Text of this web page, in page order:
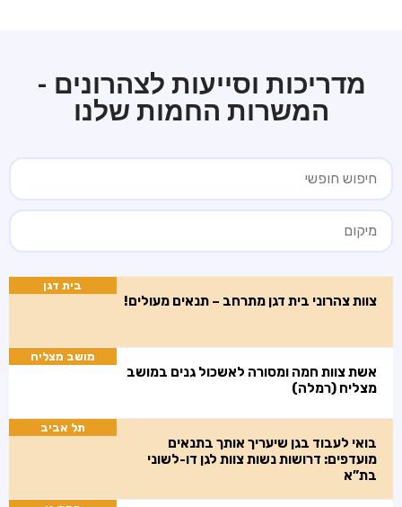
מדריכות וסייעות לצהרונים -
המשרות החמות שלנו
צוות צהרוני בית דגן מתרחב – תנאים מעולים!
בית דגן
אשת צוות חמה ומסורה לאשכול גנים במושב
מצליח (רמלה)
מושב מצליח
בואי לעבוד בגן שיעריך אותך בתנאים
מועדפים: דרושות נשות צוות לגן דו-לשוני
בת”א
תל אביב